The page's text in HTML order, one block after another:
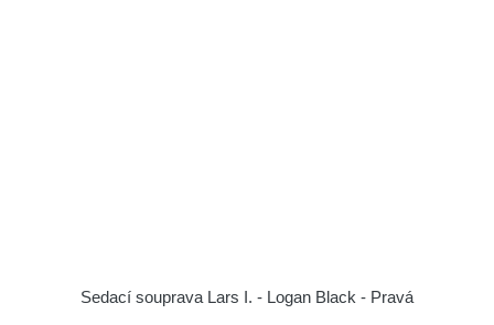
Sedací souprava Lars I. - Logan Black - Pravá